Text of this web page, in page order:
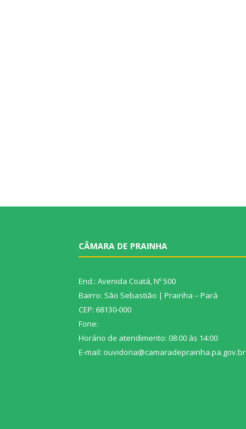
CÂMARA DE PRAINHA
End.: Avenida Coatá, Nº 500
Bairro: São Sebastião | Prainha – Pará
CEP: 68130-000
Fone:
Horário de atendimento: 08:00 às 14:00
E-mail: ouvidoria@camaradeprainha.pa.gov.br